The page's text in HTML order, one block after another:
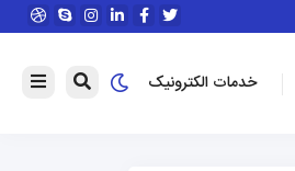
خدمات الکترونیک